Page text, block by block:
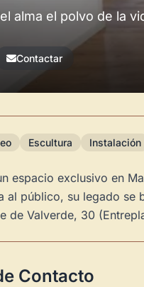
alma el polvo de la
Contactar
Escultura Instalación
espacio exclusivo en
al público, su legado se
de Valverde, 30
Contacto